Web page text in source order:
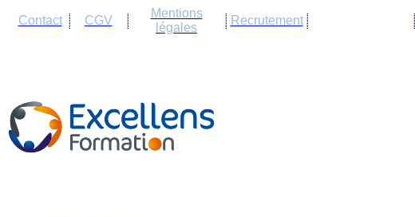
Contact CGV
Mentions
légales
Recrutement